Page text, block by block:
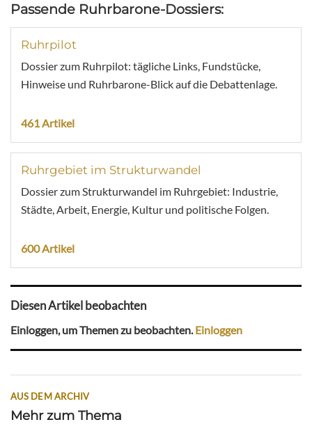
Passende Ruhrbarone-Dossiers:
Ruhrpilot
Dossier zum Ruhrpilot: tägliche Links, Fundstücke,
Hinweise und Ruhrbarone-Blick auf die Debattenlage.
461 Artikel
Ruhrgebiet im Strukturwandel
Dossier zum Strukturwandel im Ruhrgebiet: Industrie,
Städte, Arbeit, Energie, Kultur und politische Folgen.
600 Artikel
Diesen Artikel beobachten
Einloggen, um Themen zu beobachten.Einloggen
AUS DEM ARCHIV
Mehr zum Thema